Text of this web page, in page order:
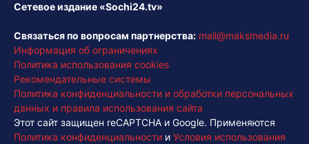
Сетевое издание «Sochi24.tv»
Связаться по вопросам партнерства: mail@maksmedia.ru
Информация об ограничениях
Политика использования cookies
Рекомендательные системы
Политика конфиденциальности и обработки персональных
данных и правила использования сайта
Этот сайт защищен reCAPTCHA и Google. Применяются
Политика конфиденциальности и Условия использования